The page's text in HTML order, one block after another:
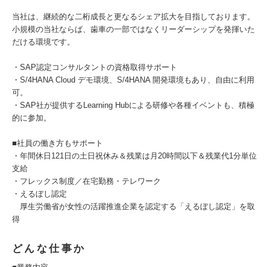
当社は、継続的な二桁成長と更なるシェア拡大を目指しております。
小規模の当社ならば、歯車の一部ではなくリーダーシップを発揮いた
だける環境です。
・SAP認定コンサルタントの資格取得サポート
・S/4HANA Cloud デモ環境、S/4HANA 開発環境もあり、自由に利用
可。
・SAP社が提供するLearning Hubによる研修や各種イベントも、積極
的に参加。
■社員の働き方もサポート
・年間休日121日の土日祝休み＆残業は月20時間以下＆残業代1分単位
支給
・フレックス制度／在宅勤務・テレワーク
・えるぼし認定
厚生労働省が女性の活躍推進企業を認定する「えるぼし認定」を取
得
どんな仕事か